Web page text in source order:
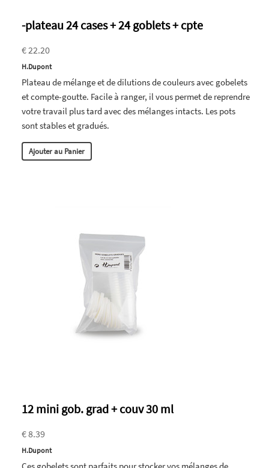
-plateau 24 cases + 24 goblets + cpte
€ 22.20
H.Dupont
Plateau de mélange et de dilutions de couleurs avec gobelets
et compte-goutte. Facile à ranger, il vous permet de reprendre
votre travail plus tard avec des mélanges intacts. Les pots
sont stables et gradués.
Ajouter au Panier
12 mini gob. grad + couv 30 ml
€ 8.39
H.Dupont